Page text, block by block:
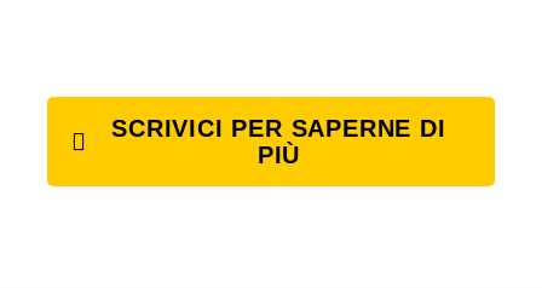
SCRIVICI PER SAPERNE DI
PIÙ